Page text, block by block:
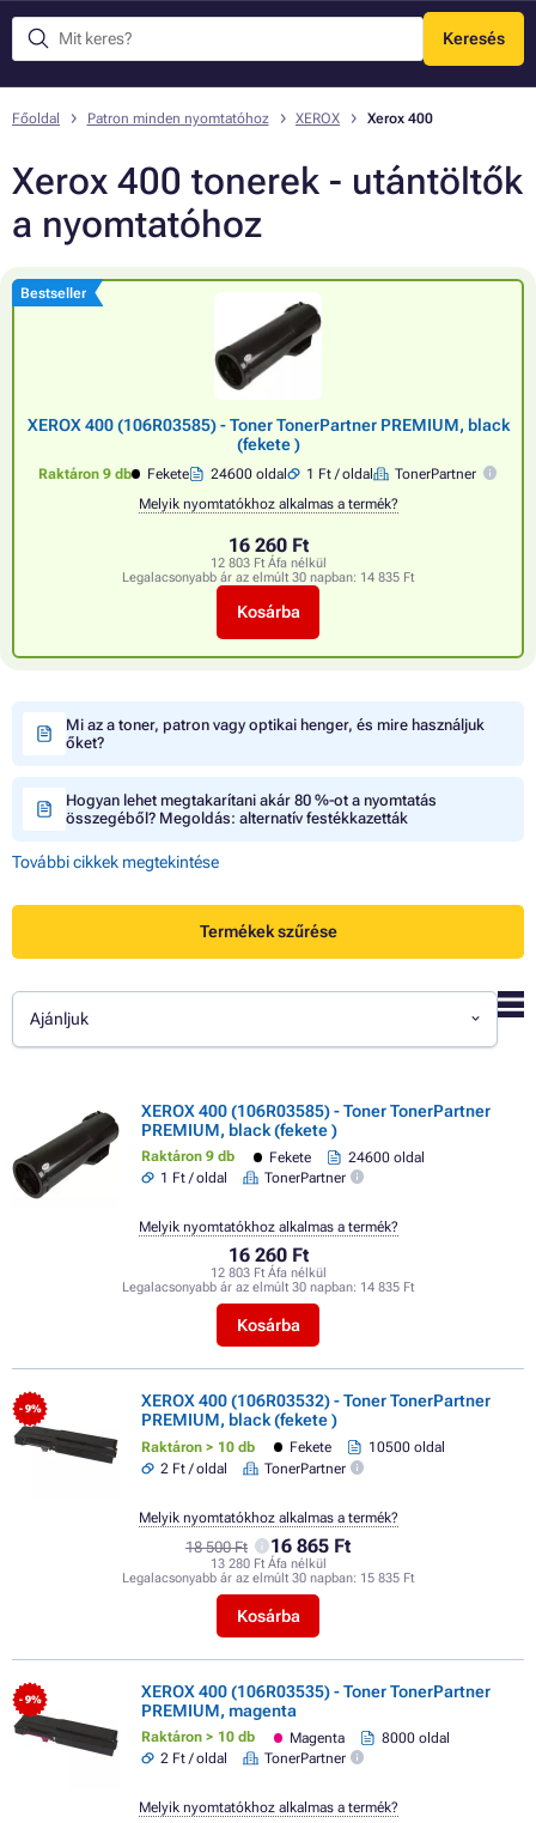
Keresés
Menü
Főoldal Patron minden nyomtatóhoz XEROX Xerox 400
Xerox 400 tonerek - utántöltők
a nyomtatóhoz
Bestseller
XEROX 400 (106R03585) - Toner TonerPartner PREMIUM, black
(fekete )
Raktáron 9 db Fekete 24600 oldal 1 Ft / oldal
TonerPartner
Melyik nyomtatókhoz alkalmas a termék?
16 260 Ft
12 803 Ft Áfa nélkül
Legalacsonyabb ár az elmúlt 30 napban: 14 835 Ft
Kosárba
Mi az a toner, patron vagy optikai henger, és mire használjuk
őket?
Hogyan lehet megtakarítani akár 80 %-ot a nyomtatás
összegéből? Megoldás: alternatív festékkazetták
További cikkek megtekintése
Termékek szűrése
Ajánljuk
XEROX 400 (106R03585) - Toner TonerPartner
PREMIUM, black (fekete )
Raktáron 9 db Fekete
24600 oldal
1 Ft / oldal
TonerPartner
16 260 Ft
12 803 Ft Áfa nélkül
Legalacsonyabb ár az elmúlt 30 napban: 14 835 Ft
Kosárba
Melyik nyomtatókhoz alkalmas a termék?
- 9%
XEROX 400 (106R03532) - Toner TonerPartner
PREMIUM, black (fekete )
Raktáron > 10 db Fekete
10500 oldal
2 Ft / oldal
TonerPartner
18 500 Ft 16 865 Ft
13 280 Ft Áfa nélkül
Legalacsonyabb ár az elmúlt 30 napban: 15 835 Ft
Kosárba
Melyik nyomtatókhoz alkalmas a termék?
- 9%
XEROX 400 (106R03535) - Toner TonerPartner
PREMIUM, magenta
Raktáron > 10 db Magenta
8000 oldal
2 Ft / oldal
TonerPartner
Melyik nyomtatókhoz alkalmas a termék?